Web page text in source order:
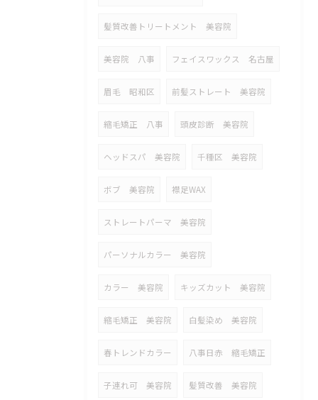
髪質改善トリートメント 美容院
美容院 八事 フェイスワックス 名古屋
眉毛 昭和区 前髪ストレート 美容院
縮毛矯正 八事 頭皮診断 美容院
ヘッドスパ 美容院 千種区 美容院
ボブ 美容院 襟足WAX
ストレートパーマ 美容院
パーソナルカラー 美容院
カラー 美容院 キッズカット 美容院
縮毛矯正 美容院 白髪染め 美容院
春トレンドカラー 八事日赤 縮毛矯正
子連れ可 美容院 髪質改善 美容院